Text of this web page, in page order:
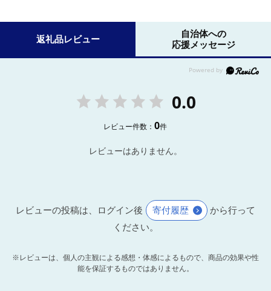
返礼品レビュー
自治体への
応援メッセージ
0.0
レビュー件数：0件
レビューはありません。
レビューの投稿は、ログイン後 寄付履歴
から行って
ください。
※レビューは、個人の主観による感想・体感によるもので、商品の効果や性
能を保証するものではありません。